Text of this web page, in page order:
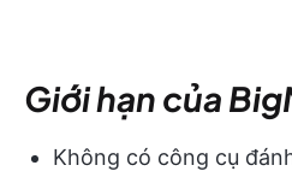
Giới hạn của
Không có công cụ